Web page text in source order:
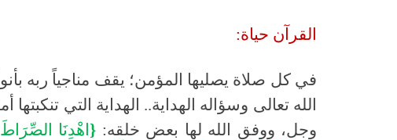
القرآن حياة:
في كل صلاة يصليها المؤمن؛ يقف مناجياً ربه
الله تعالى وسؤاله الهداية.. الهداية التي
وجل، ووفق الله لها بعض خلقه:
{اهْدِنَا الصِّرَاطَ